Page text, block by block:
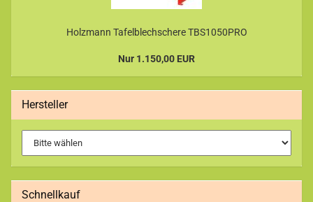
Holzmann Tafelblechschere TBS1050PRO
Nur 1.150,00 EUR
Hersteller
Schnellkauf